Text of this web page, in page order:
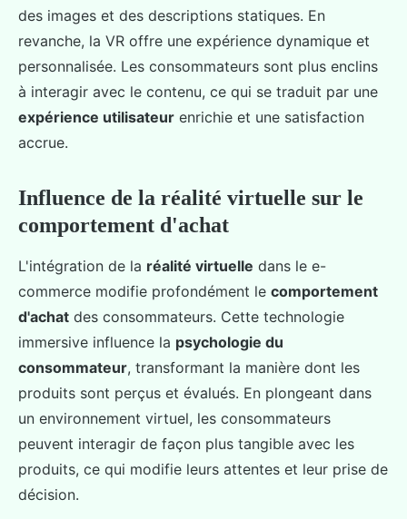
des images et des descriptions statiques. En
revanche, la VR offre une expérience dynamique et
personnalisée. Les consommateurs sont plus enclins
à interagir avec le contenu, ce qui se traduit par une
expérience utilisateur enrichie et une satisfaction
accrue.
Influence de la réalité virtuelle sur le
comportement d'achat
L'intégration de la réalité virtuelle dans le e-
commerce modifie profondément le comportement
d'achat des consommateurs. Cette technologie
immersive influence la psychologie du
consommateur, transformant la manière dont les
produits sont perçus et évalués. En plongeant dans
un environnement virtuel, les consommateurs
peuvent interagir de façon plus tangible avec les
produits, ce qui modifie leurs attentes et leur prise de
décision.